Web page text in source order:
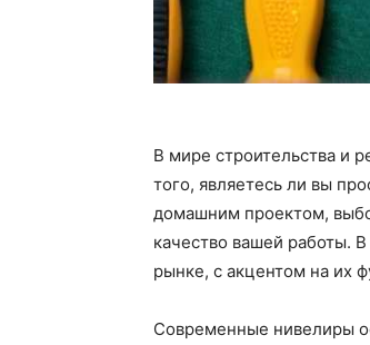
В мире строительства и
того, являетесь ли вы
домашним проектом,
качество вашей работы.
рынке, с акцентом на их
Современные нивелиры